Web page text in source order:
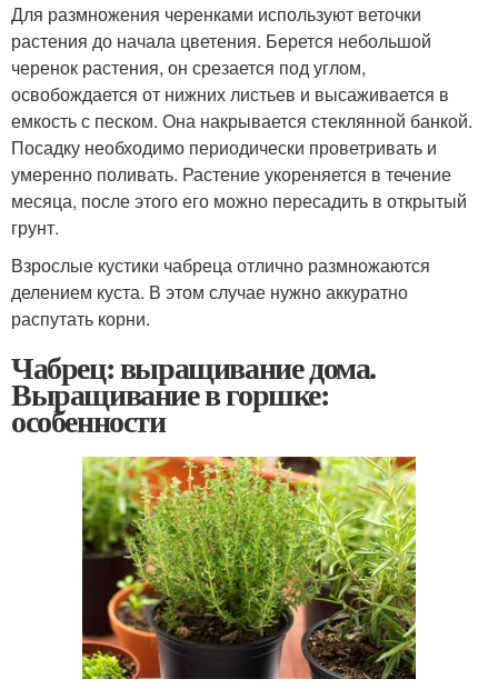
Для размножения черенками используют веточки
растения до начала цветения. Берется небольшой
черенок растения, он срезается под углом,
освобождается от нижних листьев и высаживается в
емкость с песком. Она накрывается стеклянной банкой.
Посадку необходимо периодически проветривать и
умеренно поливать. Растение укореняется в течение
месяца, после этого его можно пересадить в открытый
грунт.
Взрослые кустики чабреца отлично размножаются
делением куста. В этом случае нужно аккуратно
распутать корни.
Чабрец: выращивание дома.
Выращивание в горшке:
особенности